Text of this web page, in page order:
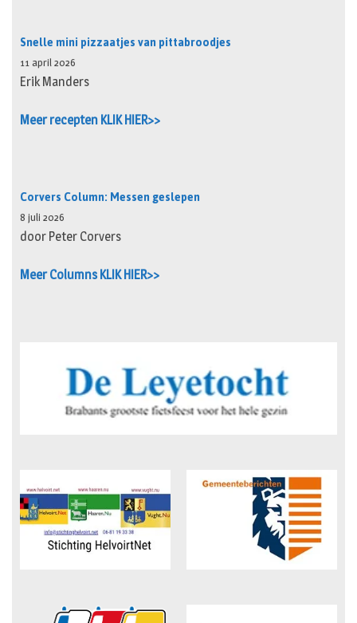
Snelle mini pizzaatjes van pittabroodjes
11 april 2026
Erik Manders
Meer recepten KLIK HIER>>
Corvers Column: Messen geslepen
8 juli 2026
door Peter Corvers
Meer Columns KLIK HIER>>